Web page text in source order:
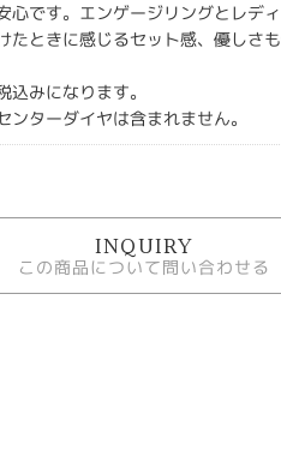
心です。エンゲージリングとレデ
たときに感じるセット感、優しさも
みになります。
ターダイヤは含まれません。
INQUIRY
この商品について問い合わせる